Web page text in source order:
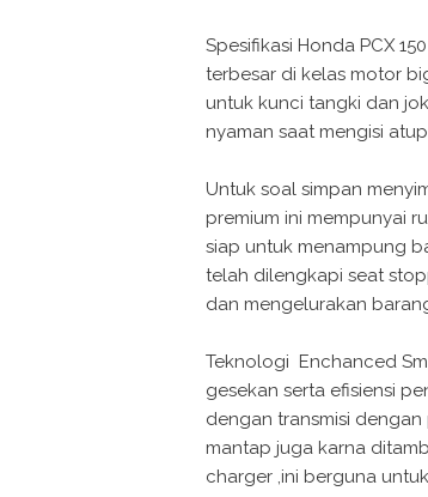
Spesifikasi Honda PCX
terbesar di kelas motor
untuk kunci tangki dan
nyaman saat mengisi
Untuk soal simpan
premium ini mempunyai
siap untuk menampung
telah dilengkapi seat
dan mengelurakan
Teknologi Enchanced
gesekan serta efisiensi
dengan transmisi
mantap juga karna
charger ,ini berguna